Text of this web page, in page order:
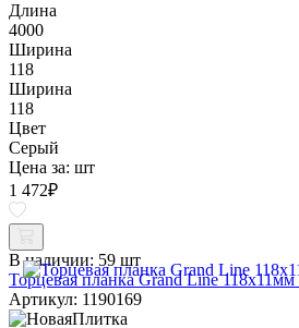
Длина
4000
Ширина
118
Ширина
118
Цвет
Серый
Цена за: шт
1 472₽
В наличии: 59 шт
Торцевая планка Grand Line
Артикул: 1190169